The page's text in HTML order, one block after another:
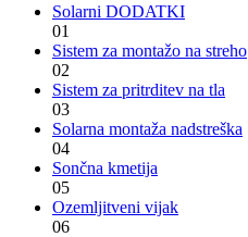
Solarni DODATKI
01
Sistem za montažo na streho
02
Sistem za pritrditev na tla
03
Solarna montaža nadstreška
04
Sončna kmetija
05
Ozemljitveni vijak
06